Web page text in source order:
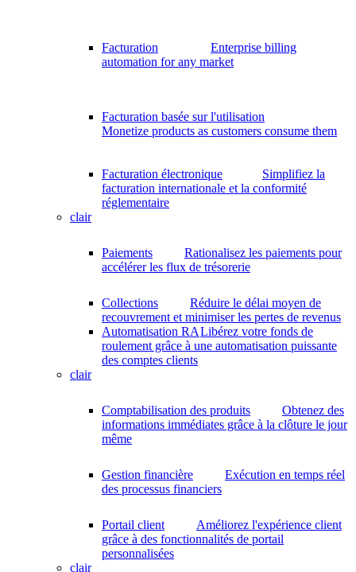
Facturation
Enterprise billing
automation for any market
Facturation basée sur l'utilisation
Monetize products as customers consume them
Facturation électronique
Simplifiez la
facturation internationale et la conformité
réglementaire
clair
Paiements
Rationalisez les paiements pour
accélérer les flux de trésorerie
Collections
Réduire le délai moyen de
recouvrement et minimiser les pertes de revenus
Automatisation RALibérez votre fonds de
roulement grâce à une automatisation puissante
des comptes clients
clair
Comptabilisation des produits
Obtenez des
informations immédiates grâce à la clôture le jour
même
Gestion financière
Exécution en temps réel
des processus financiers
Portail client
Améliorez l'expérience client
grâce à des fonctionnalités de portail
personnalisées
clair